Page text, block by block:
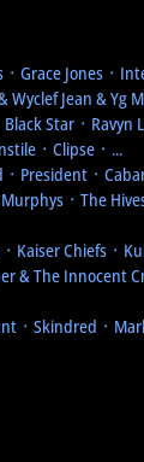
᛫ Grace Jones ᛫
Wyclef Jean & Yg
Black Star ᛫ Ravyn
᛫ Clipse ᛫ ...
᛫ President ᛫
᛫ The
Kaiser Chiefs ᛫
& The Innocent
᛫ Skindred ᛫